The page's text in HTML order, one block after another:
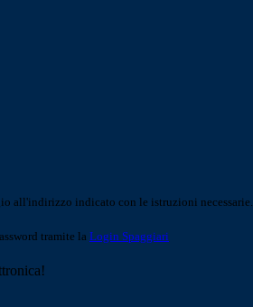
all'indirizzo indicato con le istruzioni necessarie.
tramite la Login Spaggiari